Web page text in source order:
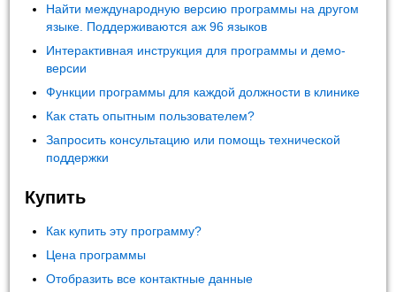
Найти международную версию программы на другом
языке. Поддерживаются аж 96 языков
Интерактивная инструкция для программы и демо-
версии
Функции программы для каждой должности в клинике
Как стать опытным пользователем?
Запросить консультацию или помощь технической
поддержки
Купить
Как купить эту программу?
Цена программы
Отобразить все контактные данные